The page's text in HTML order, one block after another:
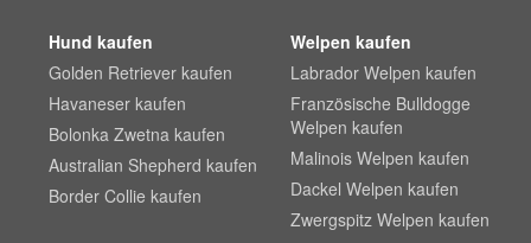
Hund kaufen
Golden Retriever kaufen
Havaneser kaufen
Bolonka Zwetna kaufen
Australian Shepherd kaufen
Border Collie kaufen
Welpen kaufen
Labrador Welpen kaufen
Französische Bulldogge
Welpen kaufen
Malinois Welpen kaufen
Dackel Welpen kaufen
Zwergspitz Welpen kaufen